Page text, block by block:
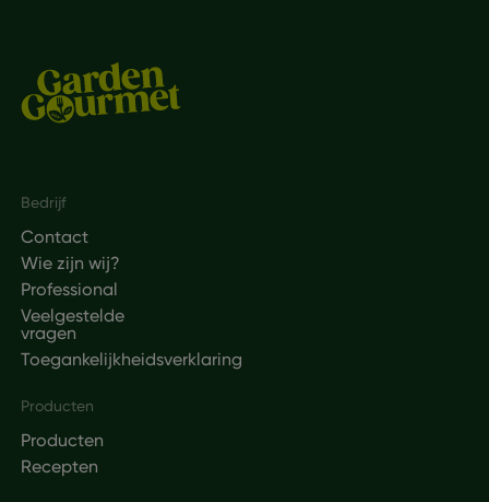
Footer
Bedrijf
Contact
Wie zijn wij?
Professional
Veelgestelde
vragen
Toegankelijkheidsverklaring
Producten
Producten
Recepten